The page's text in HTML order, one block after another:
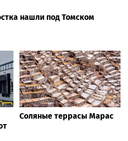
нашли под Томском
Соляные террасы Марас